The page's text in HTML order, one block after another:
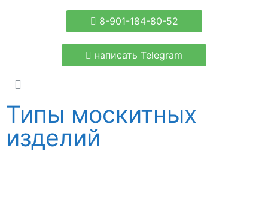
8-901-184-80-52
написать Telegram
Типы москитных
изделий